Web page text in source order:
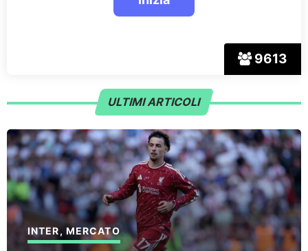
9613
ULTIMI ARTICOLI
INTER, MERCATO